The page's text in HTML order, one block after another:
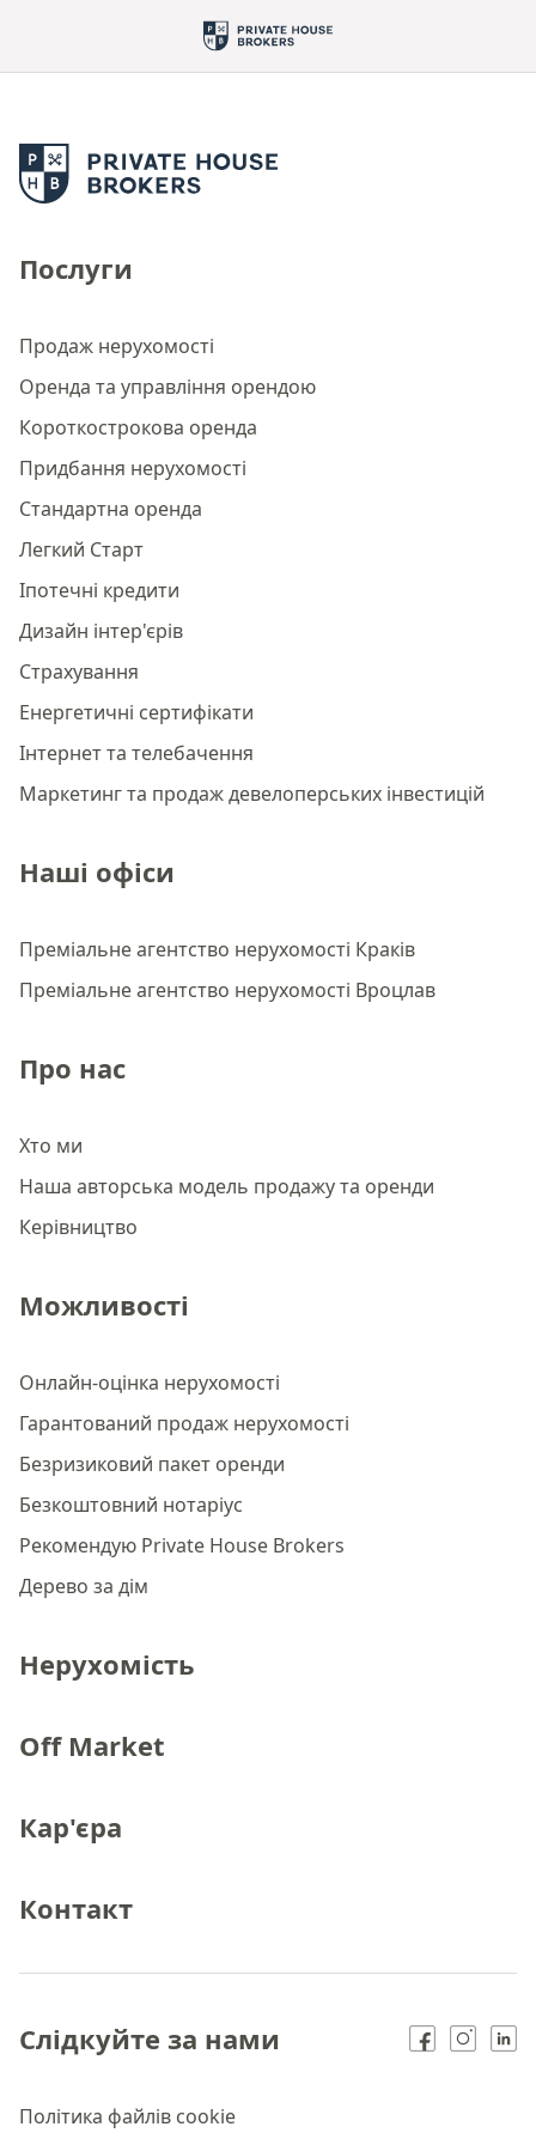
Послуги
Продаж нерухомості
Оренда та управління орендою
Короткострокова оренда
Придбання нерухомості
Стандартна оренда
Легкий Старт
Іпотечні кредити
Дизайн інтер'єрів
Страхування
Енергетичні сертифікати
Інтернет та телебачення
Маркетинг та продаж девелоперських інвестицій
Наші офіси
Преміальне агентство нерухомості Краків
Преміальне агентство нерухомості Вроцлав
Про нас
Хто ми
Наша авторська модель продажу та оренди
Керівництво
Можливості
Онлайн-оцінка нерухомості
Гарантований продаж нерухомості
Безризиковий пакет оренди
Безкоштовний нотаріус
Рекомендую Private House Brokers
Дерево за дім
Нерухомість
Off Market
Кар'єра
Контакт
Політика файлів cookie
Слідкуйте за нами